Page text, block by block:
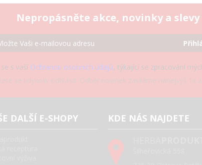
Nepropásněte akce, novinky a slevy
s vaší Ochranou osobních údajů, týkající se zpracování
se kdykoliv odhlásit. Odběr novinek zasíláme nanejvýš 1x
DALŠÍ E-SHOPY
KDE NÁS NAJDETE